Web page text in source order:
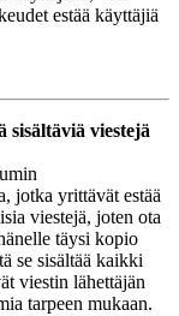
estää käyttäjiä
sisältäviä viestejä
jotka yrittävät estää
viestejä, joten ota
täysi kopio
se sisältää kaikki
viestin lähettäjän
tarpeen mukaan.